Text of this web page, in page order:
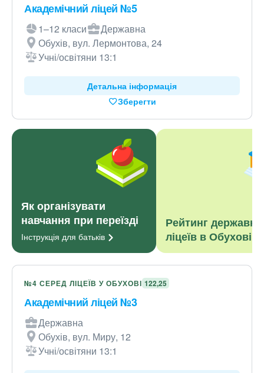
Академічний ліцей №5
1–12 класи
Державна
Обухів, вул. Лермонтова, 24
Учні/освітяни 13:1
Детальна інформація
Зберегти
Як організувати
навчання при переїзді
Інструкція для батьків
Рейтинг
ліцеїв в Обухові
№4 СЕРЕД ЛІЦЕЇВ У ОБУХОВІ 122,25
Академічний ліцей №3
Державна
Обухів, вул. Миру, 12
Учні/освітяни 13:1